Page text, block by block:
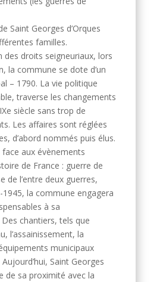
Saint Georges d’Orques
familles.
des droits seigneuriaux, lors
la commune se dote d’un
– 1790. La vie politique
traverse les changements
siècle sans trop de
Les affaires sont réglées
d’abord nommés puis élus.
aux évènements
de France : guerre de
de l’entre deux guerres,
1945, la commune engagera
à sa
chantiers, tels que
l’assainissement, la
municipaux
Saint Georges
de sa proximité avec la